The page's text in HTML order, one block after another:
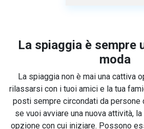
La spiaggia è sempre
moda
La spiaggia non è mai una cattiva
rilassarsi con i tuoi amici e la tua
posti sempre circondati da persone
se vuoi avviare una nuova attività,
opzione con cui iniziare. Possono